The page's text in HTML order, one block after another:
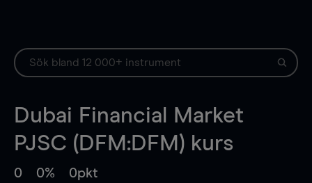
Dubai Financial Market
PJSC (DFM:DFM) kurs
0 0% 0pkt